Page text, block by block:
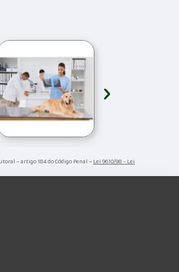
›
– artigo 184 do Código Penal –Lei 9610/98 - Lei